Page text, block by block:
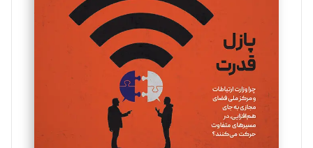
یسنا امان‌پور
تحریریه
ملینا جعفری
تحریریه